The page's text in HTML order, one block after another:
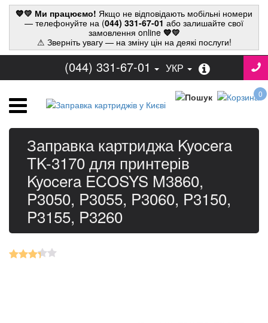
💙💛 Ми працюємо! Якщо не відповідають мобільні номери
— телефонуйте на (044) 331-67-01 або залишайте свої
замовлення online💙💛
⚠ Зверніть увагу — на зміну цін на деякі послуги!
(044) 331-67-01 УКР
0
Заправка картриджа Kyocera
TK-3170 для принтерів
Kyocera ECOSYS M3860,
P3050, P3055, P3060, P3150,
P3155, P3260